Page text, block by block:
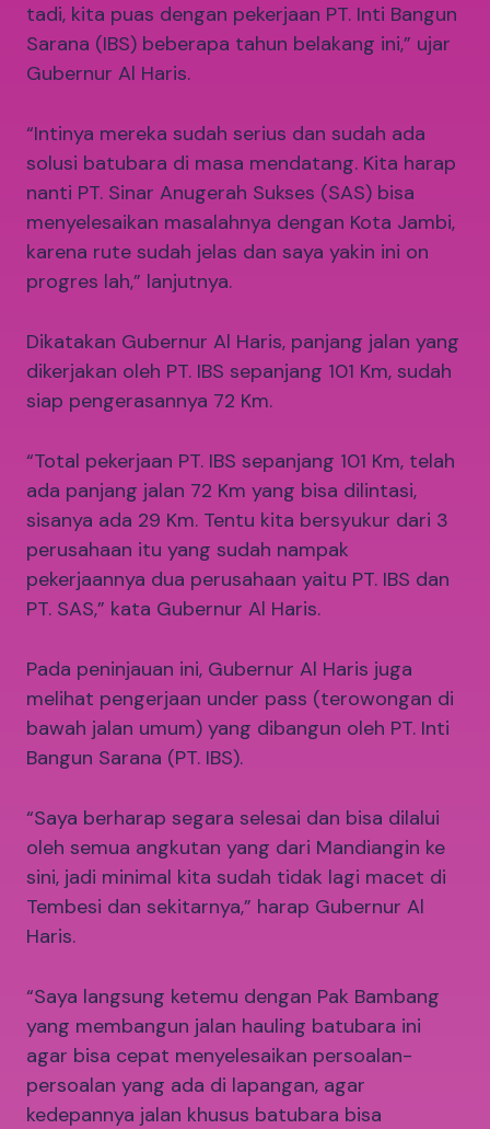
tadi, kita puas dengan pekerjaan PT. Inti Bangun
Sarana (IBS) beberapa tahun belakang ini,” ujar
Gubernur Al Haris.
“Intinya mereka sudah serius dan sudah ada
solusi batubara di masa mendatang. Kita harap
nanti PT. Sinar Anugerah Sukses (SAS) bisa
menyelesaikan masalahnya dengan Kota Jambi,
karena rute sudah jelas dan saya yakin ini on
progres lah,” lanjutnya.
Dikatakan Gubernur Al Haris, panjang jalan yang
dikerjakan oleh PT. IBS sepanjang 101 Km, sudah
siap pengerasannya 72 Km.
“Total pekerjaan PT. IBS sepanjang 101 Km, telah
ada panjang jalan 72 Km yang bisa dilintasi,
sisanya ada 29 Km. Tentu kita bersyukur dari 3
perusahaan itu yang sudah nampak
pekerjaannya dua perusahaan yaitu PT. IBS dan
PT. SAS,” kata Gubernur Al Haris.
Pada peninjauan ini, Gubernur Al Haris juga
melihat pengerjaan under pass (terowongan di
bawah jalan umum) yang dibangun oleh PT. Inti
Bangun Sarana (PT. IBS).
“Saya berharap segara selesai dan bisa dilalui
oleh semua angkutan yang dari Mandiangin ke
sini, jadi minimal kita sudah tidak lagi macet di
Tembesi dan sekitarnya,” harap Gubernur Al
Haris.
“Saya langsung ketemu dengan Pak Bambang
yang membangun jalan hauling batubara ini
agar bisa cepat menyelesaikan persoalan-
persoalan yang ada di lapangan, agar
kedepannya jalan khusus batubara bisa